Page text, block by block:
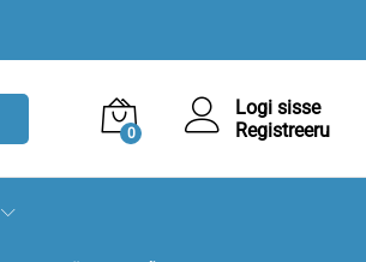
0
Logi sisse
Registreeru